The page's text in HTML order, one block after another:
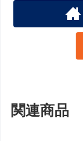
関連商品